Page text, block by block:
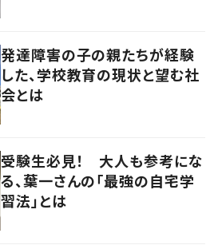
発達障害の子の親たちが経験
した、学校教育の現状と望む社
会とは
受験生必見！ 大人も参考にな
る、葉一さんの「最強の自宅学
習法」とは